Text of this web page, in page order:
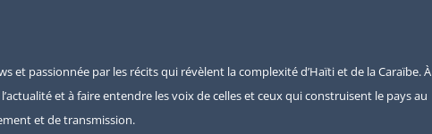
et passionnée par les récits qui révèlent la complexité d’Haïti et de la Caraïbe. À
et à faire entendre les voix de celles et ceux qui construisent le pays au
et de transmission.